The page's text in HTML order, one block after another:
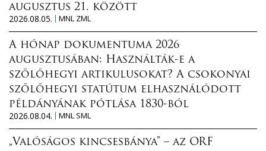
augusztus 21. között
2026.08.05.
MNL ZML
A hónap dokumentuma 2026
augusztusában: Használták-e a
szőlőhegyi artikulusokat? A csokonyai
szőlőhegyi statútum elhasználódott
példányának pótlása 1830-ból
2026.08.04.
MNL SML
„Valóságos kincsesbánya” – az ORF